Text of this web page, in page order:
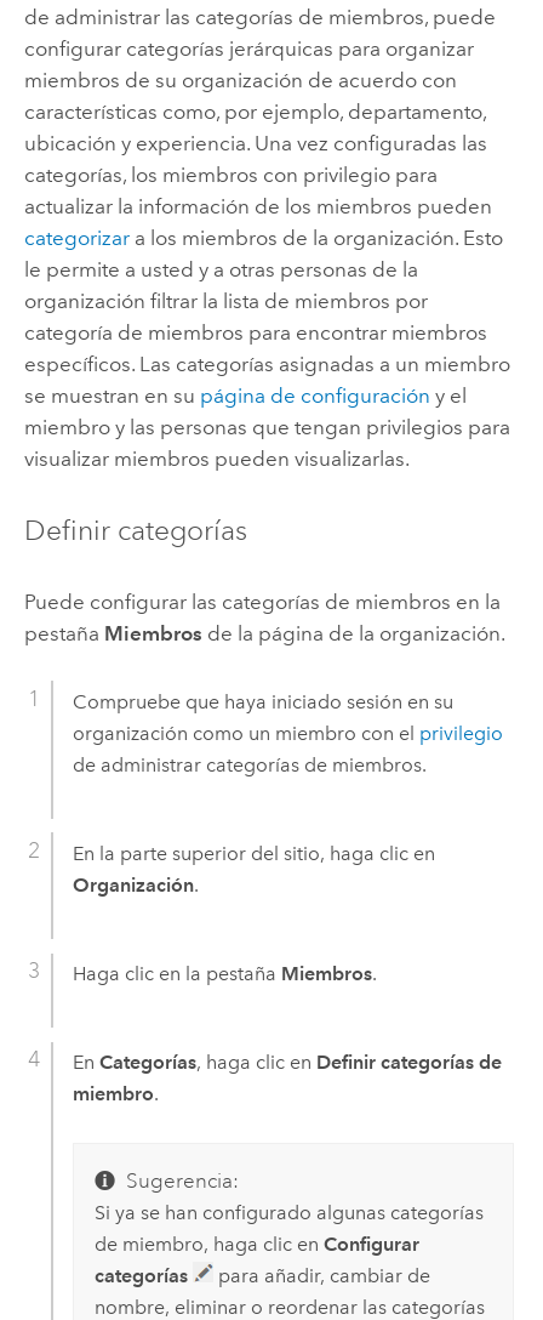
de administrar las categorías de miembros, puede
configurar categorías jerárquicas para organizar
miembros de su organización de acuerdo con
características como, por ejemplo, departamento,
ubicación y experiencia. Una vez configuradas las
categorías, los miembros con privilegio para
actualizar la información de los miembros pueden
categorizara los miembros de la organización. Esto
le permite a usted y a otras personas de la
organización filtrar la lista de miembros por
categoría de miembros para encontrar miembros
específicos. Las categorías asignadas a un miembro
se muestran en su página de configuración y el
miembro y las personas que tengan privilegios para
visualizar miembros pueden visualizarlas.
Definir categorías
Puede configurar las categorías de miembros en la
pestaña Miembros de la página de la organización.
Compruebe que haya iniciado sesión en su
organización como un miembro con el privilegio
de administrar categorías de miembros.
En la parte superior del sitio, haga clic en
Organización.
Haga clic en la pestaña Miembros.
En Categorías, haga clic en Definir categorías de
miembro.
Sugerencia:
Si ya se han configurado algunas categorías
de miembro, haga clic en Configurar
categorías
para añadir, cambiar de
nombre, eliminar o reordenar las categorías